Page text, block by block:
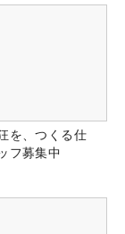
を、つくる仕
フ募集中